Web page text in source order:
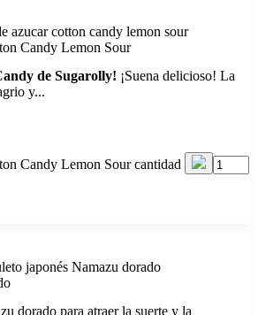
Candy Lemon Sour
de Sugarolly! ¡Suena delicioso! La
y...
Candy Lemon Sour cantidad
dorado para atraer la suerte y la